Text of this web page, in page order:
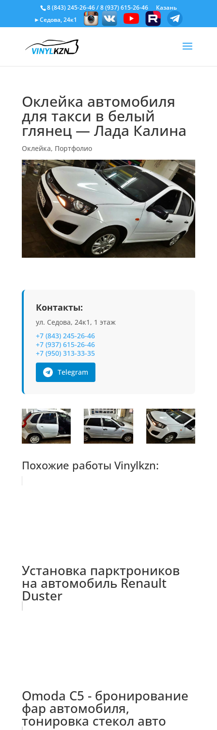
8 (843) 245-26-46/8 (937) 615-26-46
Казань
►Седова, 24к1
Оклейка автомобиля
для такси в белый
глянец — Лада Калина
Оклейка, Портфолио
Контакты:
ул. Седова, 24к1, 1 этаж
+7 (843) 245-26-46
+7 (937) 615-26-46
+7 (950) 313-33-35
Telegram
Похожие работы Vinylkzn:
Установка парктроников
на автомобиль Renault
Duster
Omoda C5 - бронирование
фар автомобиля,
тонировка стекол авто